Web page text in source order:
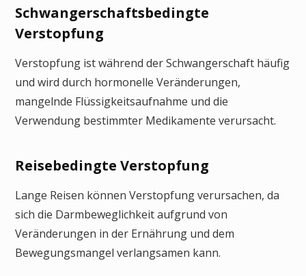
Schwangerschaftsbedingte
Verstopfung
Verstopfung ist während der Schwangerschaft häufig
und wird durch hormonelle Veränderungen,
mangelnde Flüssigkeitsaufnahme und die
Verwendung bestimmter Medikamente verursacht.
Reisebedingte Verstopfung
Lange Reisen können Verstopfung verursachen, da
sich die Darmbeweglichkeit aufgrund von
Veränderungen in der Ernährung und dem
Bewegungsmangel verlangsamen kann.